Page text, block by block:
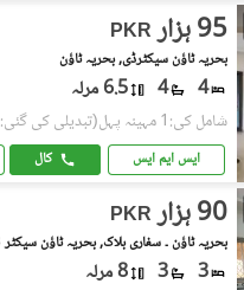
PKR 95 ہزار
بحریہ ٹاؤن سیکٹرڈی, بحریہ ٹاؤن
4
4 6.5 مرلہ
شامل کی:1 مہینہ پہل (تبدیلی کی گئی:2 دن پہلے)
ایس ایم ایس کال
PKR 90 ہزار
بحریہ ٹاؤن ۔ سفاری بلاک, بحریہ ٹاؤن سیکٹر B
3
3 8 مرلہ